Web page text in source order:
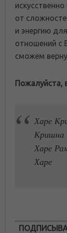
от
и энергию
отношений с
сможем
Пожалуйста,
Харе
Кришна
Харе
Харе